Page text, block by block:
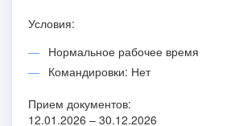
Условия:
Нормальное рабочее время
Командировки: Нет
Прием документов:
12.01.2026 – 30.12.2026